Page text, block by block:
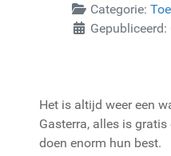
Categorie:
Het is altijd weer een
Gasterra, alles is
doen enorm hun best.